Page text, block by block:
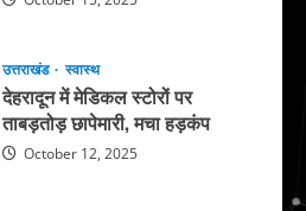
उत्तराखंड स्वास्थ
देहरादून में मेडिकल स्टोरों पर
ताबड़तोड़ छापेमारी, मचा हड़कंप
October 12, 2025